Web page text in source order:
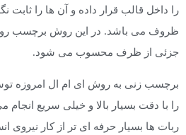
را داخل قالب قرار داده و آن ها را
ظروف می باشد. در این روش برچسب
جزئی از ظرف محسوب می شود.
را با دقت بسیار بالا و خیلی سریع انجام
ربات ها بسیار حرفه ای تر از کار نیروی